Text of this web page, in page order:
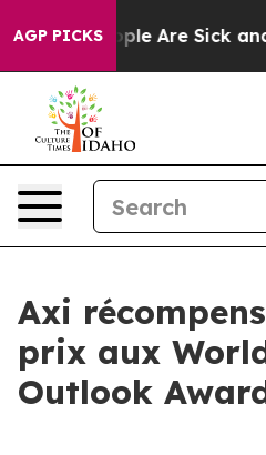
AGP PICKS
“People Are Sick and
Axi
prix aux
Outlook